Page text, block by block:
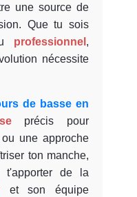
une source de
Que tu sois
professionnel ,
nécessite
de basse en
précis pour
une approche
ton manche,
t'apporter de la
et son équipe